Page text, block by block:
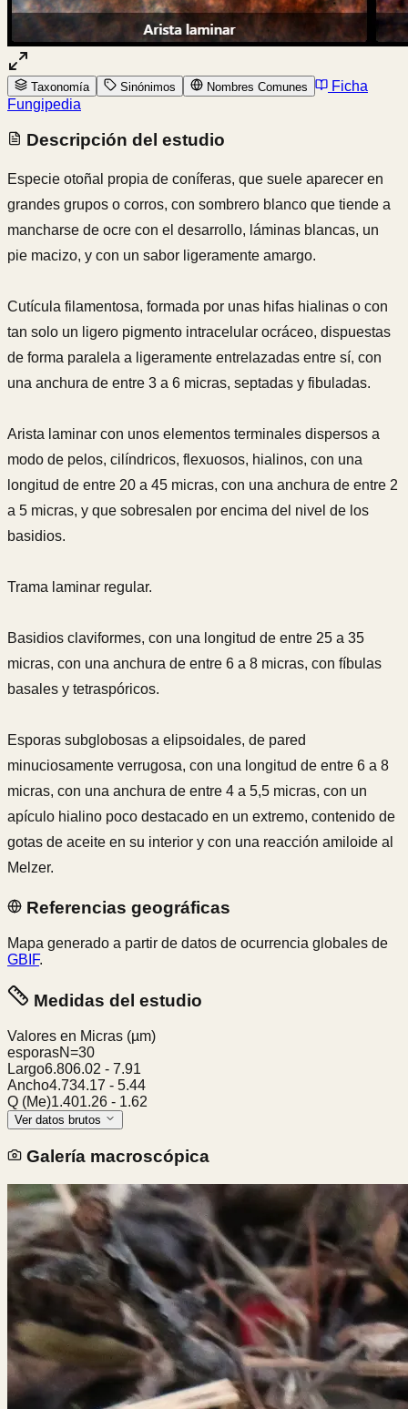
Taxonomía Sinónimos Nombres Comunes
Ficha
Fungipedia
Descripción del estudio
Especie otoñal propia de coníferas, que suele aparecer en
grandes grupos o corros, con sombrero blanco que tiende a
mancharse de ocre con el desarrollo, láminas blancas, un
pie macizo, y con un sabor ligeramente amargo.
Cutícula filamentosa, formada por unas hifas hialinas o con
tan solo un ligero pigmento intracelular ocráceo, dispuestas
de forma paralela a ligeramente entrelazadas entre sí, con
una anchura de entre 3 a 6 micras, septadas y fibuladas.
Arista laminar con unos elementos terminales dispersos a
modo de pelos, cilíndricos, flexuosos, hialinos, con una
longitud de entre 20 a 45 micras, con una anchura de entre 2
a 5 micras, y que sobresalen por encima del nivel de los
basidios.
Trama laminar regular.
Basidios claviformes, con una longitud de entre 25 a 35
micras, con una anchura de entre 6 a 8 micras, con fíbulas
basales y tetraspóricos.
Esporas subglobosas a elipsoidales, de pared
minuciosamente verrugosa, con una longitud de entre 6 a 8
micras, con una anchura de entre 4 a 5,5 micras, con un
apículo hialino poco destacado en un extremo, contenido de
gotas de aceite en su interior y con una reacción amiloide al
Melzer.
Referencias geográficas
Mapa generado a partir de datos de ocurrencia globales de
GBIF.
Medidas del estudio
Valores en Micras (µm)
esporasN=30
Largo6.806.02 - 7.91
Ancho4.734.17 - 5.44
Q (Me)1.401.26 - 1.62
Ver datos brutos
Galería macroscópica